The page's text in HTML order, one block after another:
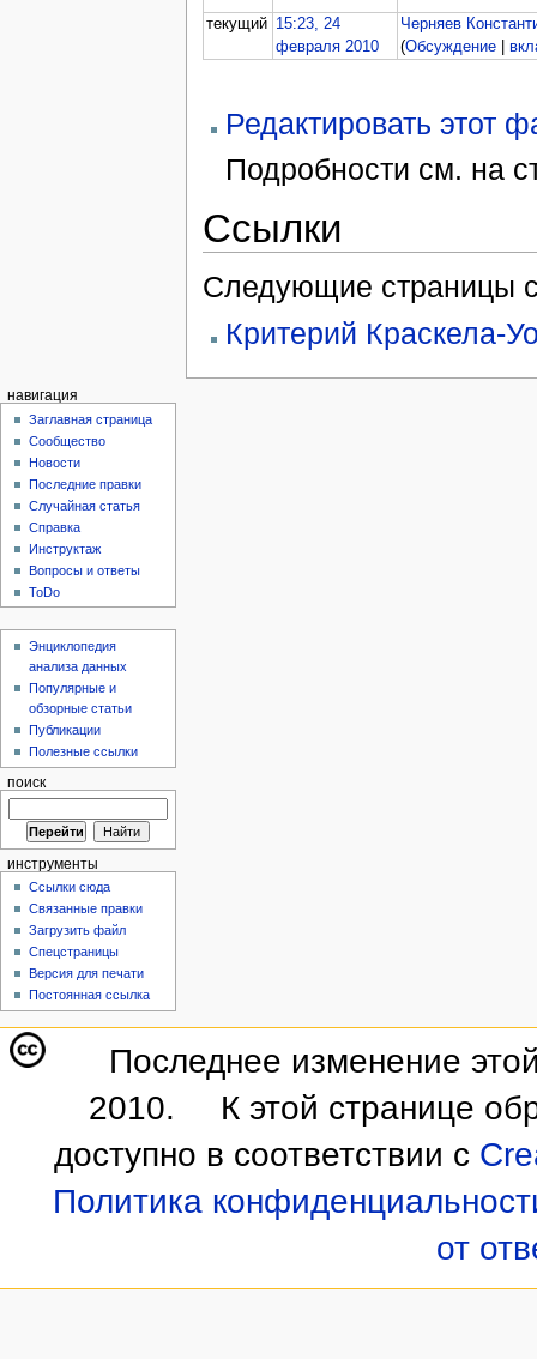
текущий 15:23, 24
февраля 2010
Черняев
(Обсуждение |
Редактировать этот
Подробности см. на
Ссылки
Следующие страницы
Критерий Краскела-
навигация
Заглавная страница
Сообщество
Новости
Последние правки
Случайная статья
Справка
Инструктаж
Вопросы и ответы
ToDo
Энциклопедия
анализа данных
Популярные и
обзорные статьи
Публикации
Полезные ссылки
поиск
инструменты
Ссылки сюда
Связанные правки
Загрузить файл
Спецстраницы
Версия для печати
Постоянная ссылка
Последнее изменение
2010.
К этой странице
доступно в соответствии с
Политика
от